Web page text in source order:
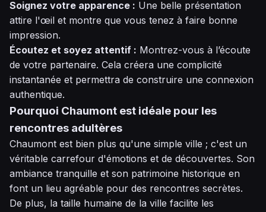
Soignez votre apparence : Une belle présentation
attire l'œil et montre que vous tenez à faire bonne
impression.
Écoutez et soyez attentif : Montrez-vous à l’écoute
de votre partenaire. Cela créera une complicité
instantanée et permettra de construire une connexion
authentique.
Pourquoi Chaumont est idéale pour les
rencontres adultères
Chaumont est bien plus qu'une simple ville ; c'est un
véritable carrefour d'émotions et de découvertes. Son
ambiance tranquille et son patrimoine historique en
font un lieu agréable pour des rencontres secrètes.
De plus, la taille humaine de la ville facilite les